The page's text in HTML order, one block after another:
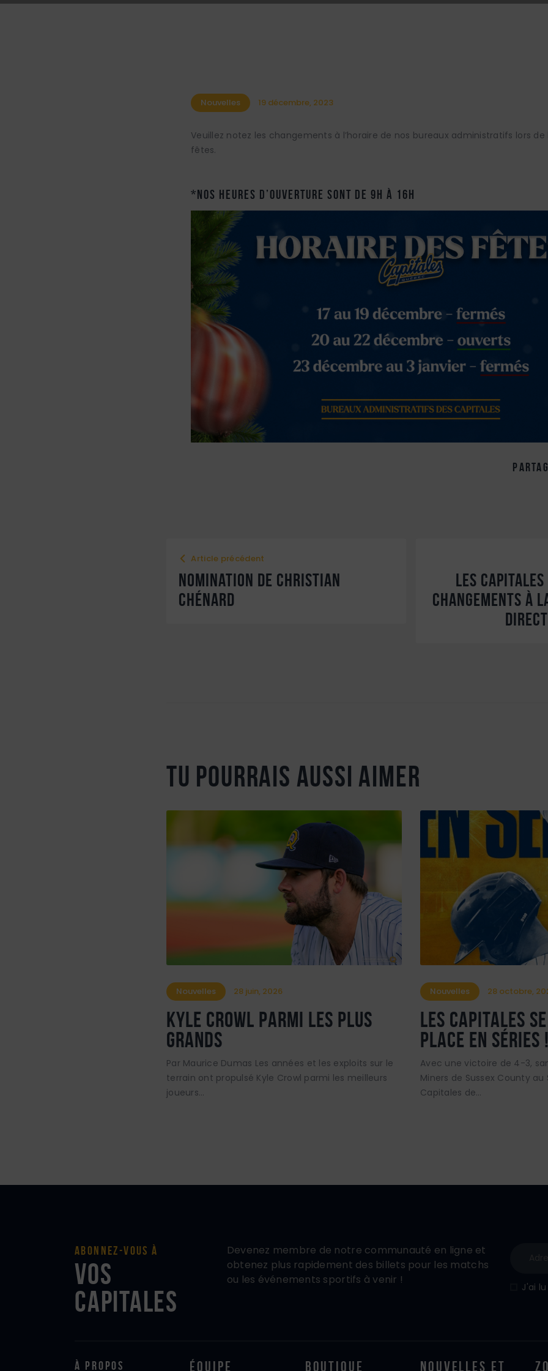
Nouvelles 19 décembre, 2023
Veuillez notez les changements à l’horaire de nos bureaux administratifs lors
fêtes.
*Nos heures d’ouverture sont de 9h à 16h
Article précédent
Nomination de Christian
Chénard
Les
changements à
Tu pourrais aussi aimer
Nouvelles 28 juin, 2026
Kyle Crowl parmi les plus
grands
Par Maurice Dumas Les années et les exploits sur le
terrain ont propulsé Kyle Crowl parmi les meilleurs
joueurs…
Nouvelles 28 octobre,
LES CAPITALES
PLACE EN SÉRIES
Avec une victoire de 4-3,
Miners de Sussex County
Capitales de…
Abonnez-vous à
vos
Capitales
Devenez membre de notre communauté en ligne et
obtenez plus rapidement des billets pour les matchs
ou les événements sportifs à venir !
J'ai
À propos Équipe Boutique Nouvelles Et